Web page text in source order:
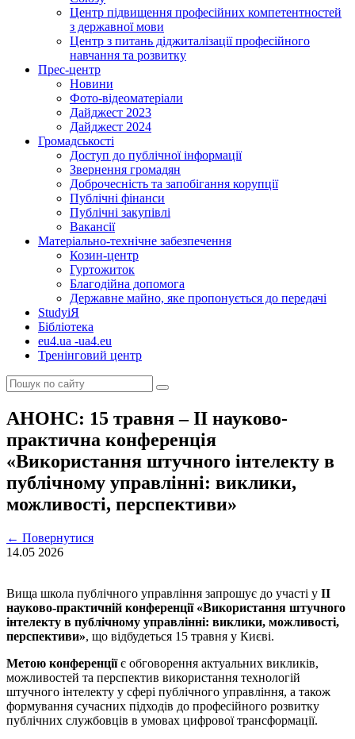
Центр підвищення професійних компетентностей
з державної мови
Центр з питань діджиталізації професійного
навчання та розвитку
Прес-центр
Новини
Фото-відеоматеріали
Дайджест 2023
Дайджест 2024
Громадськості
Доступ до публічної інформації
Звернення громадян
Доброчесність та запобігання корупції
Публічні фінанси
Публічні закупівлі
Вакансії
Матеріально-технічне забезпечення
Козин-центр
Гуртожиток
Благодійна допомога
Державне майно, яке пропонується до передачі
StudyіЯ
Бібліотека
eu4.ua -ua4.eu
Тренінговий центр
АНОНС: 15 травня – ІІ науково-
практична конференція
«Використання штучного інтелекту в
публічному управлінні: виклики,
можливості, перспективи»
← Повернутися
14.05 2026
Вища школа публічного управління запрошує до участі у ІІ
науково-практичній конференції «Використання штучного
інтелекту в публічному управлінні: виклики, можливості,
перспективи», що відбудеться 15 травня у Києві.
Метою конференціїє обговорення актуальних викликів,
можливостей та перспектив використання технологій
штучного інтелекту у сфері публічного управління, а також
формування сучасних підходів до професійного розвитку
публічних службовців в умовах цифрової трансформації.